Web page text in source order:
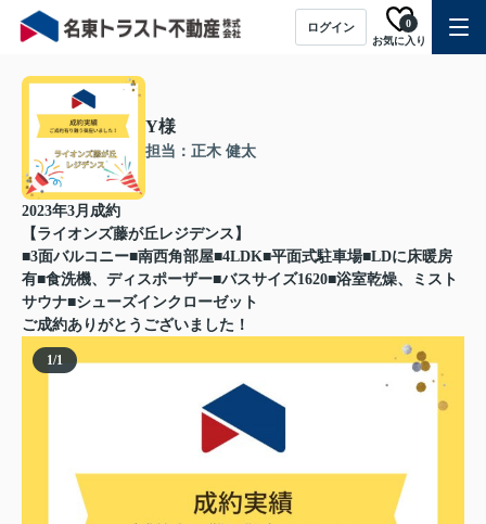
ログイン
お気に入り
0
Y様
担当：正木 健太
2023年3月成約
【ライオンズ藤が丘レジデンス】
■3面バルコニー■南西角部屋■4LDK■平面式駐車場■LDに床暖房
有■食洗機、ディスポーザー■バスサイズ1620■浴室乾燥、ミスト
サウナ■シューズインクローゼット
ご成約ありがとうございました！
1/1